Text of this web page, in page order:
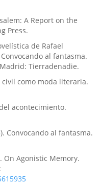
A Report on the
Press.
de Rafael
al fantasma.
Tierradenadie.
civil como moda literaria.
acontecimiento.
Convocando al fantasma.
On Agonistic Memory.